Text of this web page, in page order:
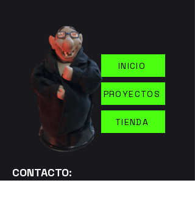
INICIO
PROYECTOS
TIENDA
CONTACTO: